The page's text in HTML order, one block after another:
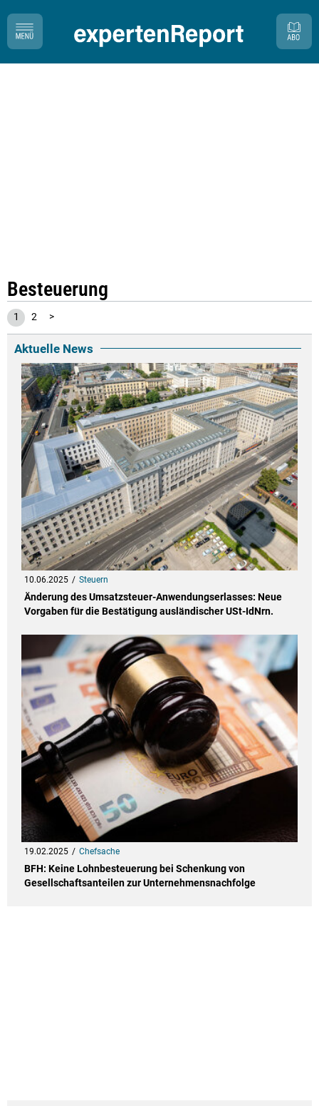
Besteuerung
1 2 >
Aktuelle News
10.06.2025 Steuern
Änderung des Umsatzsteuer-Anwendungserlasses: Neue
Vorgaben für die Bestätigung ausländischer USt-IdNrn.
19.02.2025 Chefsache
BFH: Keine Lohnbesteuerung bei Schenkung von
Gesellschaftsanteilen zur Unternehmensnachfolge